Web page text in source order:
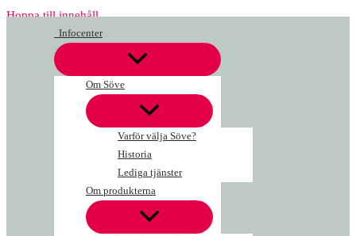
Hoppa till innehåll
Infocenter
Om Söve
Varför välja Söve?
Historia
Lediga tjänster
Om produkterna